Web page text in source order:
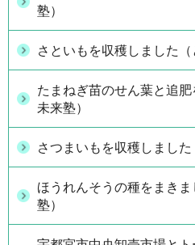
塾）
さといもを収穫しました（
たまねぎ苗のせん葉と追
未来塾）
さつまいもを収穫しました
ほうれんそうの種をまき
塾）